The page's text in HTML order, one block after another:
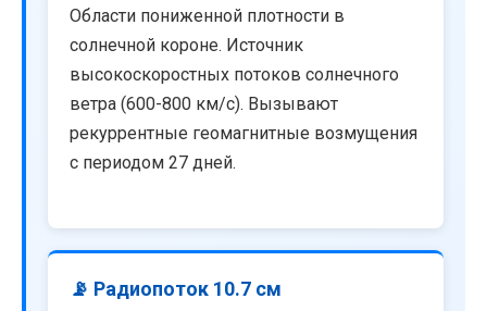
Области пониженной плотности в
солнечной короне. Источник
высокоскоростных потоков солнечного
ветра (600-800 км/с). Вызывают
рекуррентные геомагнитные возмущения
с периодом 27 дней.
📡 Радиопоток 10.7 см